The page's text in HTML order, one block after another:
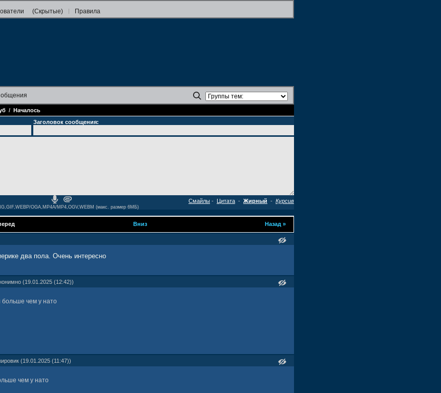
(Скрытые) Правила
общения
/ Началось
Заголовок сообщения:
- Цитата - Жирный - Курсив
Смайлы
OGA,MP4A/MP4,OGV,WEBM (макс. размер 6МБ)
Назад »
Вниз
два пола. Очень интересно
(19.01.2025 (12:42))
больше чем у нато
(19.01.2025 (11:47))
чем у нато